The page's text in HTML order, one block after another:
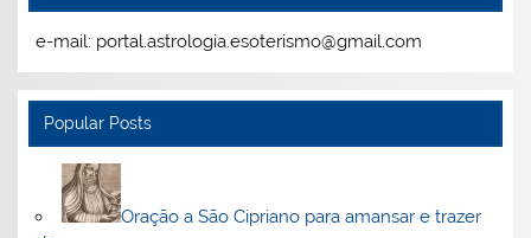
e-mail: portal.astrologia.esoterismo@gmail.com
Popular Posts
Oração a São Cipriano para amansar e trazer